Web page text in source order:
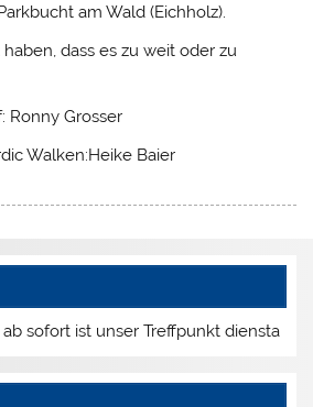
am Wald (Eichholz).
dass es zu weit oder zu
Ronny Grosser
Walken:Heike Baier
ab sofort ist unser Treffpunkt dienstags